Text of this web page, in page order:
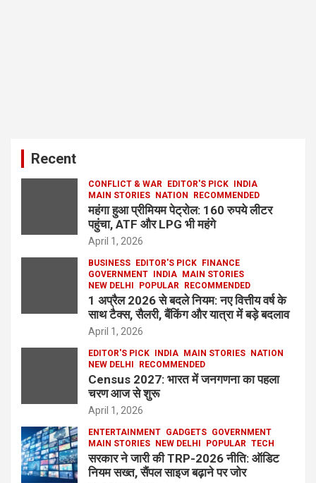
Recent
CONFLICT & WAR EDITOR'S PICK
INDIA
MAIN STORIES
NATION RECOMMENDED
महंगा हुआ प्रीमियम पेट्रोल: 160 रुपये लीटर
पहुंचा, ATF और LPG भी महंगे
April 1, 2026
BUSINESS EDITOR'S PICK
FINANCE
GOVERNMENT
INDIA
MAIN STORIES
NEW DELHI
POPULAR RECOMMENDED
1 अप्रैल 2026 से बदले नियम: नए वित्तीय वर्ष के
साथ टैक्स, सैलरी, बैंकिंग और यात्रा में बड़े बदलाव
April 1, 2026
EDITOR'S PICK INDIA MAIN STORIES
NATION
NEW DELHI
RECOMMENDED
Census 2027: भारत में जनगणना का पहला
चरण आज से शुरू
April 1, 2026
ENTERTAINMENT GADGETS GOVERNMENT
MAIN STORIES
NEW DELHI POPULAR TECH
सरकार ने जारी की TRP-2026 नीति: ऑडिट
नियम सख्त, सैंपल साइज बढ़ाने पर जोर